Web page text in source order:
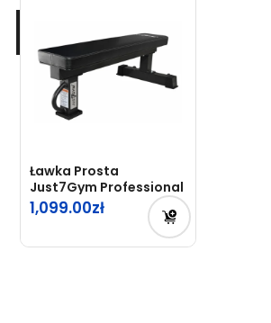
Ławka Prosta
Just7Gym Professional
1,099.00